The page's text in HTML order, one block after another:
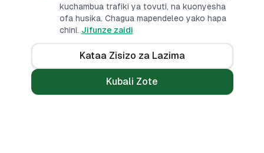
kuchambua trafiki ya tovuti, na kuonyesha
ofa husika. Chagua mapendeleo yako hapa
chini. Jifunze zaidi
Kataa Zisizo za Lazima
Kubali Zote